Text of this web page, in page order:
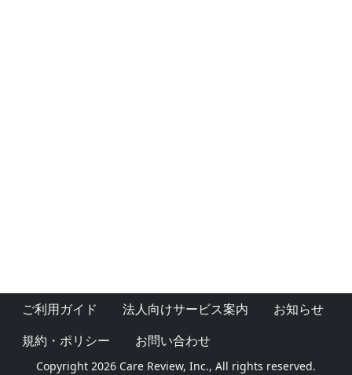
ご利用ガイド 法人向けサービス案内
お知らせ
規約・ポリシー
お問い合わせ
Copyright 2026 Care Review, Inc., All rights reserved.